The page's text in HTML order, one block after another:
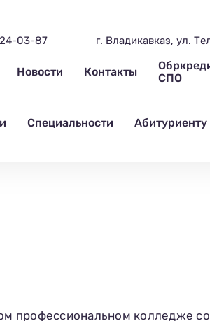
03-87 г. Владикавказ, ул.
Новости Контакты
СПО
Специальности Абитуриенту
профессиональном колледже